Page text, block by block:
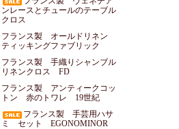
ンレースとチュールのテーブル
クロス
フランス製 オールドリネン
ティッキングファブリック
フランス製 手織りシャンブル
リネンクロス FD
フランス製 アンティークコッ
トン 赤のトワレ 19世紀
フランス製 手芸用ハサ
ミ セット EGONOMINOR